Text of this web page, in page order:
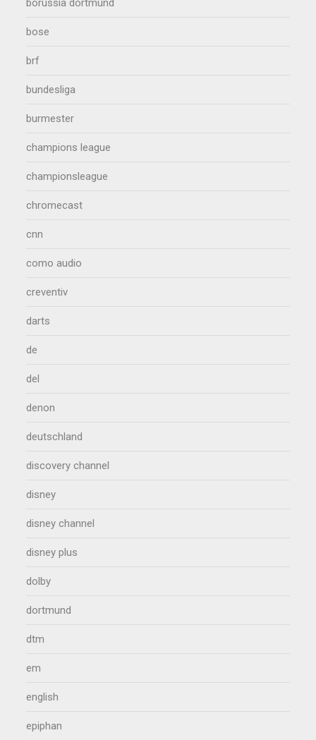
borussia dortmund
bose
brf
bundesliga
burmester
champions league
championsleague
chromecast
cnn
como audio
creventiv
darts
de
del
denon
deutschland
discovery channel
disney
disney channel
disney plus
dolby
dortmund
dtm
em
english
epiphan